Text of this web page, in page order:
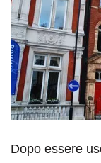
Dopo essere